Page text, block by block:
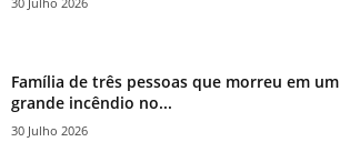
Família de três pessoas que morreu em um
grande incêndio no...
30 Julho 2026